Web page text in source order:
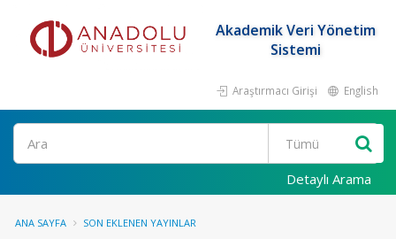
Akademik Veri Yönetim
Sistemi
Araştırmacı Girişi English
Ara
Detaylı Arama
ANA SAYFA SON EKLENEN YAYINLAR